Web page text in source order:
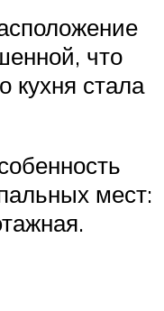
что
кухня стала
мест: